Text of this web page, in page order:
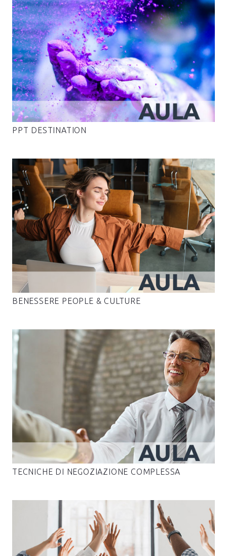
PPT DESTINATION
BENESSERE PEOPLE & CULTURE
TECNICHE DI NEGOZIAZIONE COMPLESSA